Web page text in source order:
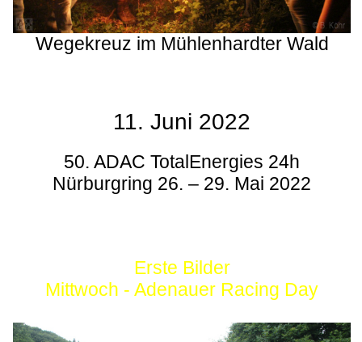
Wegekreuz im Mühlenhardter Wald
11. Juni 2022
50. ADAC TotalEnergies 24h
Nürburgring 26. – 29. Mai 2022
Erste Bilder
Mittwoch - Adenauer Racing Day